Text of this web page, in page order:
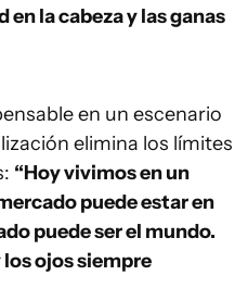
la cabeza y las ganas
en un escenario
elimina los límites
“Hoy vivimos en un
puede estar en
puede ser el mundo.
los ojos siempre